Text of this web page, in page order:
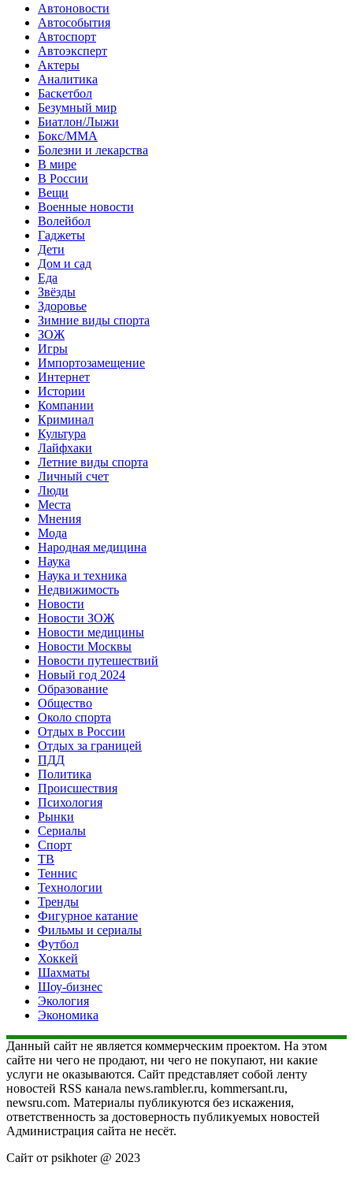
Автоновости
Автособытия
Автоспорт
Автоэксперт
Актеры
Аналитика
Баскетбол
Безумный мир
Биатлон/Лыжи
Бокс/MMA
Болезни и лекарства
В мире
В России
Вещи
Военные новости
Волейбол
Гаджеты
Дети
Дом и сад
Еда
Звёзды
Здоровье
Зимние виды спорта
ЗОЖ
Игры
Импортозамещение
Интернет
Истории
Компании
Криминал
Культура
Лайфхаки
Летние виды спорта
Личный счет
Люди
Места
Мнения
Мода
Народная медицина
Наука
Наука и техника
Недвижимость
Новости
Новости ЗОЖ
Новости медицины
Новости Москвы
Новости путешествий
Новый год 2024
Образование
Общество
Около спорта
Отдых в России
Отдых за границей
ПДД
Политика
Происшествия
Психология
Рынки
Сериалы
Спорт
ТВ
Теннис
Технологии
Тренды
Фигурное катание
Фильмы и сериалы
Футбол
Хоккей
Шахматы
Шоу-бизнес
Экология
Экономика
Данный сайт не является коммерческим проектом. На этом
сайте ни чего не продают, ни чего не покупают, ни какие
услуги не оказываются. Сайт представляет собой ленту
новостей RSS канала news.rambler.ru, kommersant.ru,
newsru.com. Материалы публикуются без искажения,
ответственность за достоверность публикуемых новостей
Администрация сайта не несёт.
Сайт от psikhoter @ 2023